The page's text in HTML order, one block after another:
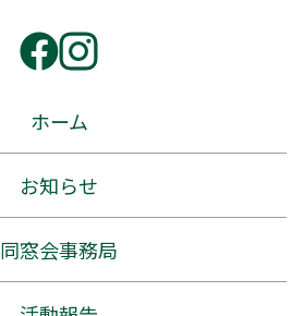
ホーム
お知らせ
同窓会事務局